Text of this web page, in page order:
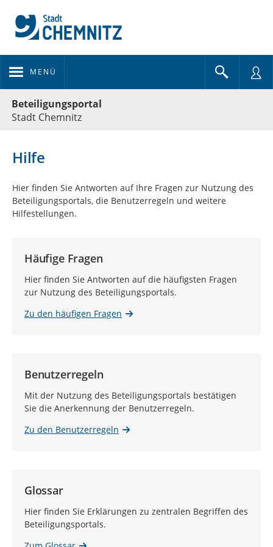
MENÜ
Beteiligungsportal
Stadt Chemnitz
Hilfe
Hier finden Sie Antworten auf Ihre Fragen zur Nutzung des
Beteiligungsportals, die Benutzerregeln und weitere
Hilfestellungen.
Häufige Fragen
Hier finden Sie Antworten auf die häufigsten Fragen
zur Nutzung des Beteiligungsportals.
Zu den häufigen Fragen
Benutzerregeln
Mit der Nutzung des Beteiligungsportals bestätigen
Sie die Anerkennung der Benutzerregeln.
Zu den Benutzerregeln
Glossar
Hier finden Sie Erklärungen zu zentralen Begriffen des
Beteiligungsportals.